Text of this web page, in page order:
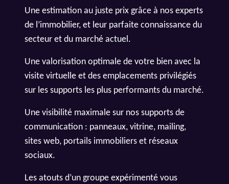
Une estimation au juste prix grâce à nos experts
de l’immobilier, et leur parfaite connaissance du
secteur et du marché actuel.
Une valorisation optimale de votre bien avec la
visite virtuelle et des emplacements privilégiés
sur les supports les plus performants du marché.
Une visibilité maximale sur nos supports de
communication : panneaux, vitrine, mailing,
sites web, portails immobiliers et réseaux
sociaux.
Les atouts d’un groupe expérimenté vous